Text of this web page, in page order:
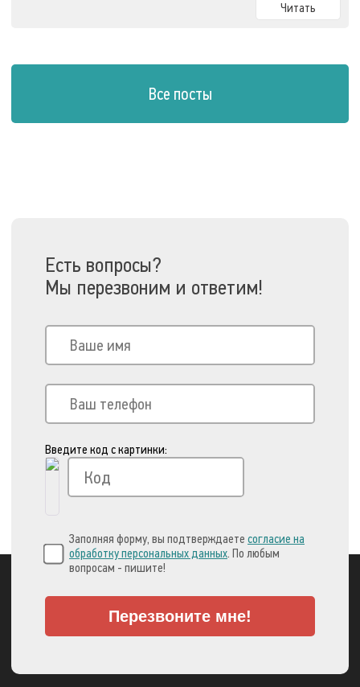
Читать
Все посты
Есть вопросы?
Мы перезвоним и ответим!
Введите код с картинки:
Заполняя форму, вы подтверждаете согласие на
обработку персональных данных. По любым
вопросам - пишите!
Перезвоните мне!